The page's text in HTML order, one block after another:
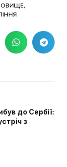
до Сербії:
з